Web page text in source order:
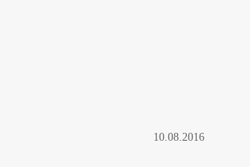
10.08.2016